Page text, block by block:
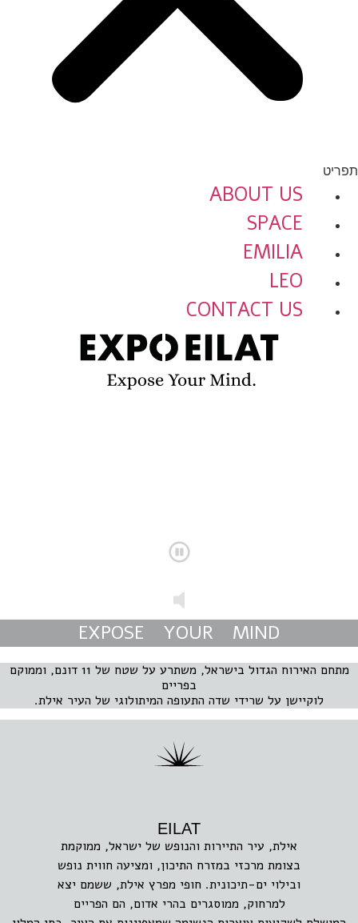
תפריט
ABOUT US
SPACE
EMILIA
LEO
CONTACT US
EXPOSE YOUR MIND
מתחם האירוח הגדול בישראל, משתרע על שטח של 11 דונם, וממוקם
בפריים
לוקיישן על שרידי שדה התעופה המיתולוגי של העיר אילת.
EILAT
אילת, עיר התיירות והנופש של ישראל, ממוקמת
בצומת מרכזי במזרח התיכון, ומציעה חווית נופש
ובילוי ים-תיכונית. חופי מפרץ אילת, ששמם יצא
למרחוק, ממוסגרים בהרי אדום, הם הפריים